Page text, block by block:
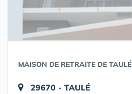
MAISON DE RETRAITE DE TAULÉ
29670 - TAULÉ